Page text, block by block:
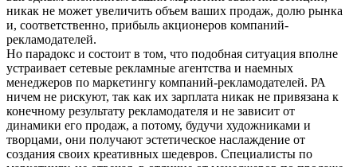
никак не может увеличить объем ваших продаж, долю рынка
и, соответственно, прибыль акционеров компаний-
рекламодателей.
Но парадокс и состоит в том, что подобная ситуация вполне
устраивает сетевые рекламные агентства и наемных
менеджеров по маркетингу компаний-рекламодателей. РА
ничем не рискуют, так как их зарплата никак не привязана к
конечному результату рекламодателя и не зависит от
динамики его продаж, а потому, будучи художниками и
творцами, они получают эстетическое наслаждение от
создания своих креативных шедевров. Cпециалисты по